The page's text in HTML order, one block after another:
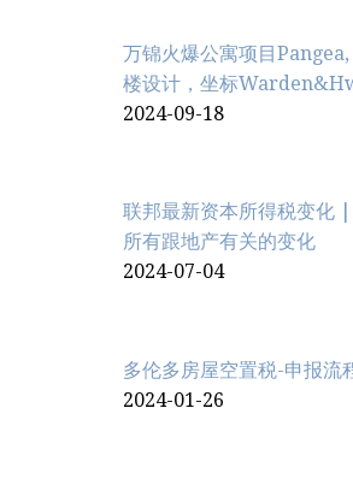
万锦火爆公寓项目
楼设计，坐标
2024-09-18
联邦最新资本所得税变化
所有跟地产有关的变化
2024-07-04
多伦多房屋空置税-申报流
2024-01-26